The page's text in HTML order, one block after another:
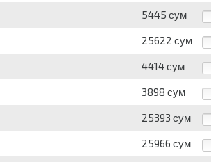
5445 сум
25622 сум
4414 сум
3898 сум
25393 сум
25966 сум